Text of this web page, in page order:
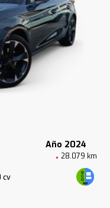
Año 2024
28.079 km
cv